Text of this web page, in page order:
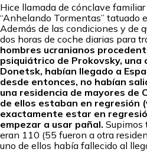
Hice llamada de cónclave
“Anhelando Tormentas” tatuado
Además de las condiciones y de
dos horas de coche diarias para
hombres ucranianos
psiquiátrico de Prokovsky, una
Donetsk, habían llegado a
desde entonces, no habían
una residencia de mayores de
de ellos estaban en regresión
exactamente estar en
empezar a usar pañal. Supimos
eran 110 (55 fueron a otra
uno de ellos había fallecido al